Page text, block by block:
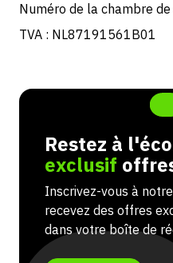
Numéro de la chambre
TVA : NL87191561B01
Restez à
exclusif
Inscrivez-vous à
recevez des offres
dans votre boîte de